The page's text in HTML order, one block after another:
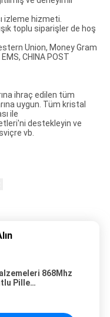
izleme hizmeti.
toplu siparişler de hoş
Union, Money Gram
CHINA POST
ihraç edilen tüm
uygun. Tüm kristal
ile
destekleyin ve
vb.
868Mhz
Pille